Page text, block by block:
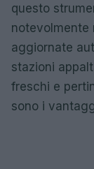
questo
notevolmente
aggiornate
stazioni
freschi e
sono i